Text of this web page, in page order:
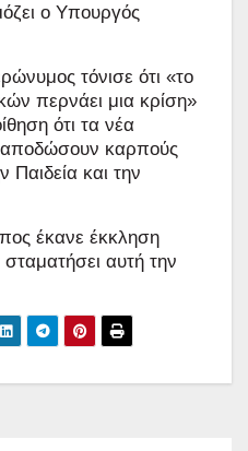
ο Υπουργός
τόνισε ότι «το
περνάει μια κρίση»
ότι τα νέα
καρπούς
Παιδεία και την
έκανε έκκληση
αυτή την